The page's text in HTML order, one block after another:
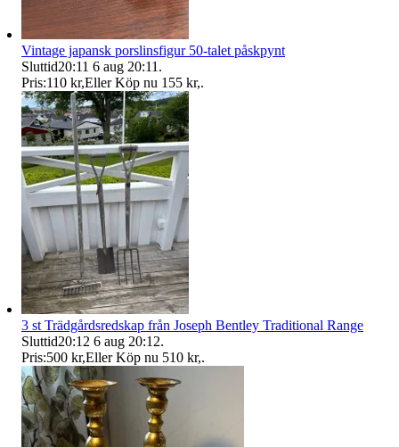
Vintage japansk porslinsfigur 50-talet påskpynt
Sluttid20:11 6 aug 20:11 .
Pris:110 kr,Eller Köp nu 155 kr,.
3 st Trädgårdsredskap från Joseph Bentley Traditional Range
Sluttid20:12 6 aug 20:12.
Pris:500 kr,Eller Köp nu 510 kr,.